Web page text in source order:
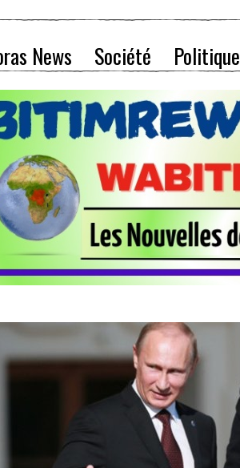
News Société Politique